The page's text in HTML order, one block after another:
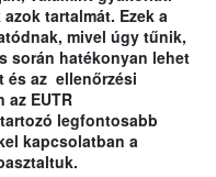
tartalmát. Ezek a
mivel úgy tűnik,
során hatékonyan lehet
és az ellenőrzési
EUTR
legfontosabb
kapcsolatban a